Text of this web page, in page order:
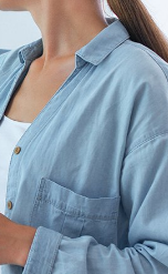
mia vita è
al panico dopo